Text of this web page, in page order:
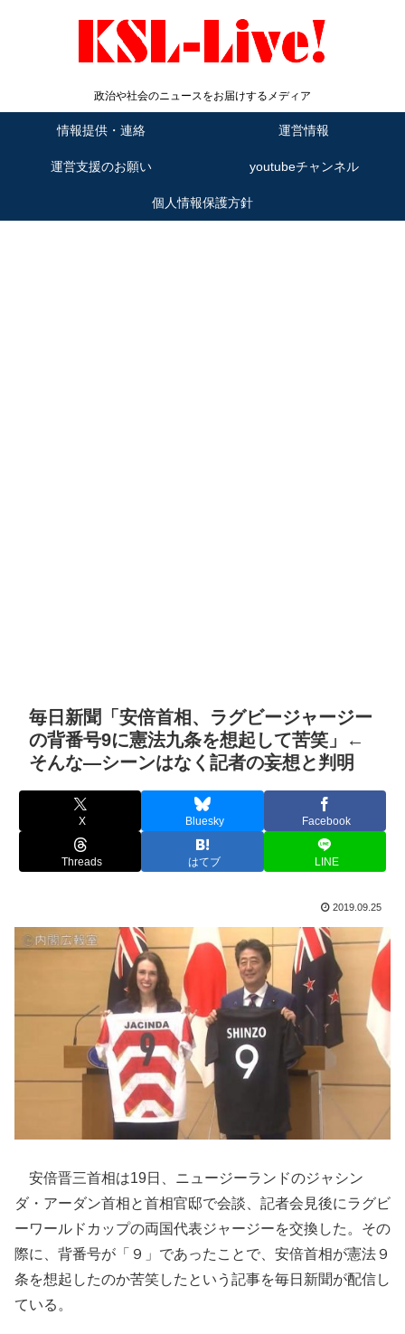
政治や社会のニュースをお届けするメディア
情報提供・連絡 運営情報
運営支援のお願い youtubeチャンネル
個人情報保護方針
毎日新聞「安倍首相、ラグビージャージー
の背番号9に憲法九条を想起して苦笑」←
そんな―シーンはなく記者の妄想と判明
X Bluesky Facebook
Threads はてブ LINE
2019.09.25
安倍晋三首相は19日、ニュージーランドのジャシン
ダ・アーダン首相と首相官邸で会談、記者会見後にラグビ
ーワールドカップの両国代表ジャージーを交換した。その
際に、背番号が「９」であったことで、安倍首相が憲法９
条を想起したのか苦笑したという記事を毎日新聞が配信し
ている。